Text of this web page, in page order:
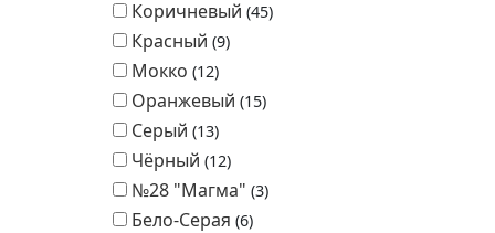
Коричневый 45
Красный 9
Мокко 12
Оранжевый 15
Серый 13
Чёрный 12
№28 "Магма" 3
Бело-Серая 6